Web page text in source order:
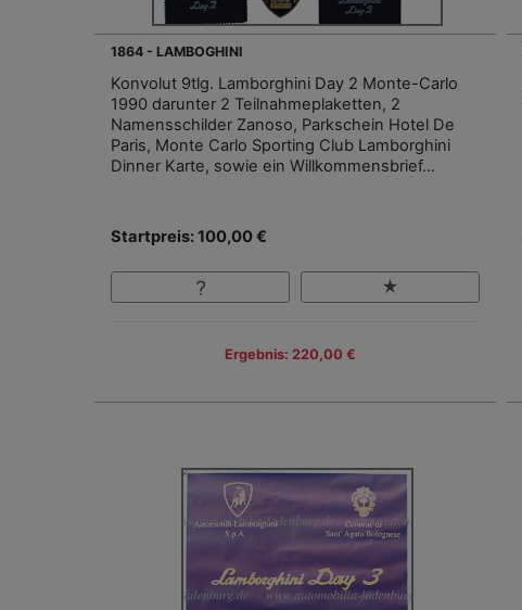
1864 - LAMBOGHINI
Konvolut 9tlg. Lamborghini Day 2 Monte-Carlo
1990 darunter 2 Teilnahmeplaketten, 2
Namensschilder Zanoso, Parkschein Hotel De
Paris, Monte Carlo Sporting Club Lamborghini
Dinner Karte, sowie ein Willkommensbrief...
Startpreis: 100,00 €
Ergebnis: 220,00 €